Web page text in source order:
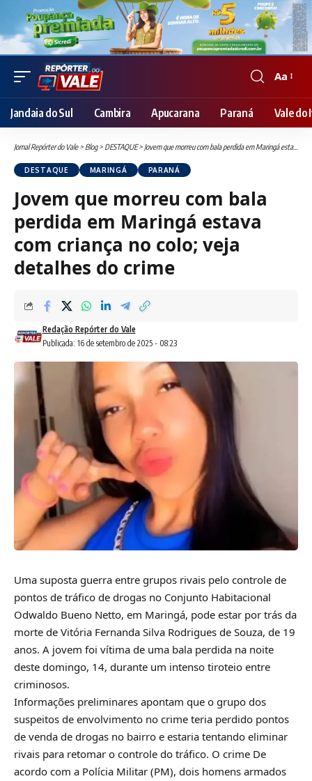
Font
Resizer
Aa
Jandaia do Sul Cambira Apucarana Paraná Vale do
Jornal Repórter do Vale> Blog> DESTAQUE> Jovem que morreu com bala perdida em Maringá estava com criança no colo; veja detalhes do crime
DESTAQUE MARINGÁ PARANÁ
Jovem que morreu com bala
perdida em Maringá estava
com criança no colo; veja
detalhes do crime
Publicada: 16 de setembro de 2025 - 08:23
Redação Repórter do Vale
Uma suposta guerra entre grupos rivais pelo controle de
pontos de tráfico de drogas no Conjunto Habitacional
Odwaldo Bueno Netto, em Maringá, pode estar por trás da
morte de Vitória Fernanda Silva Rodrigues de Souza, de 19
anos. A jovem foi vítima de uma bala perdida na noite
deste domingo, 14, durante um intenso tiroteio entre
criminosos.
Informações preliminares apontam que o grupo dos
suspeitos de envolvimento no crime teria perdido pontos
de venda de drogas no bairro e estaria tentando eliminar
rivais para retomar o controle do tráfico. O crime De
acordo com a Polícia Militar (PM), dois homens armados